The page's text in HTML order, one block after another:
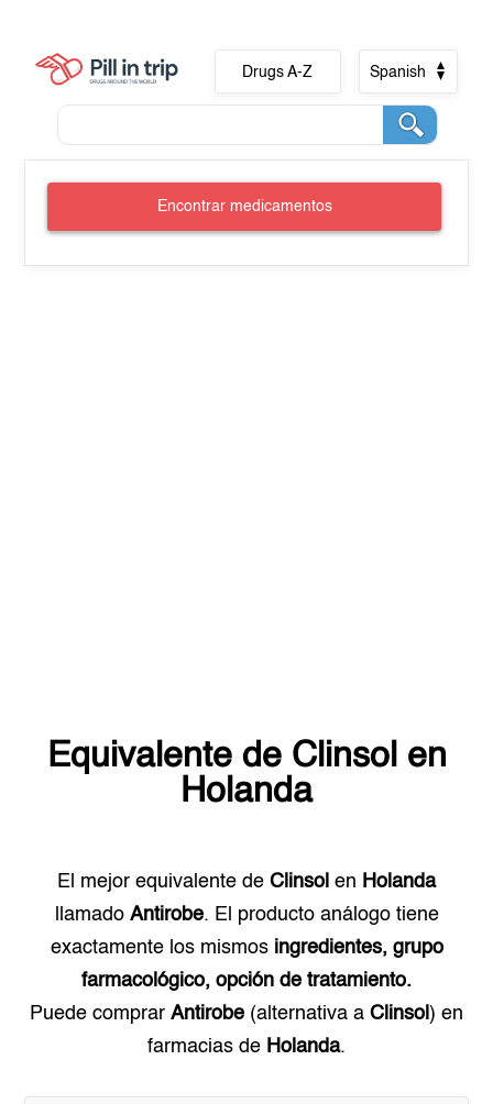
Drugs A-Z Spanish
Encontrar medicamentos
Equivalente de Clinsol en
Holanda
El mejor equivalente de Clinsol en Holanda
llamado Antirobe. El producto análogo tiene
exactamente los mismos ingredientes, grupo
farmacológico, opción de tratamiento.
Puede comprar Antirobe (alternativa a Clinsol ) en
farmacias de Holanda.